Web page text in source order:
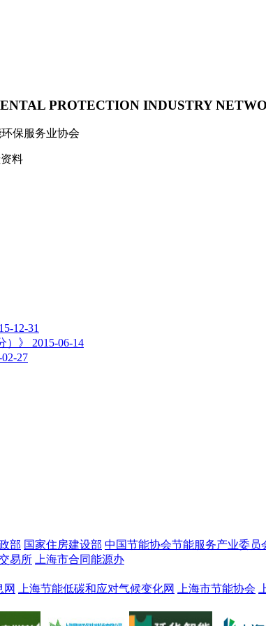
PROTECTION INDUSTRY
环保服务业协会
料
12-31
》
2015-06-14
02-27
部 国家住房建设部 中国节能协会节能服务产业委员
易所
上海市合同能源办
网 上海节能低碳和应对气候变化网 上海市节能协会